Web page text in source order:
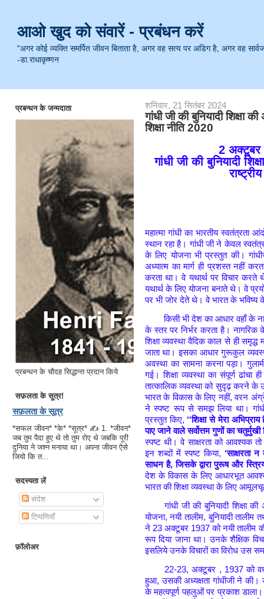
आओ खुद को संवारें - प्रबंधन करें
"अगर कोई व्यक्ति समर्पित जीवन बिताता है, अगर वह सत्य पर अडिग है, अगर वह
-डा.राधाकृष्णन
प्रबन्धन के जन्मदाता
प्रबन्धन के चौदह सिद्धान्त प्रदान किये
सफ़लता के सूत्र!
सफ़लता के सूत्र
*सफल जीवन* *के* *सूत्र* ✍ 1. *जीवन*
जब तुम पैदा हुए थे तो तुम रोए थे जबकि पूरी
दुनिया ने जश्न मनाया था। अपना जीवन ऐसे
जियो कि त...
सदस्यता लें
संदेश
टिप्पणियाँ
फ़ॉलोअर
शनिवार, 21 सितंबर 2024
गांधी जी की बुनियादी शिक्षा
शिक्षा नीति 2020
2 अक्टूबर
गांधी जी की बुनियादी
महात्मा गांधी का भारतीय स्वतंत्रता
स्थान रहा है। गांधी जी ने केवल
के लिए योजना भी प्रस्तुत की।
अध्यात्म का मार्ग ही प्रशस्त नहीं
करता था। वे यथार्थ पर विचार करते
यथार्थ के लिए योजना बनाते थे। वे
पर भी जोर देते थे। वे भारत के
किसी भी देश का आधार वहाँ के
के स्तर पर निर्भर करता है। नागरिक
शिक्षा व्यवस्था वैदिक काल से ही
जाता था। इसका आधार गुरूकुल
अवस्था का सामना करना पड़ा।
गई। शिक्षा व्यवस्था का संपूर्ण ढांचा
तात्कालिक व्यवस्था को सुदृढ़ करने के
भारत के विकास के लिए नहीं, वरन
ने स्पष्ट रूप से समझ लिया था।
प्रस्तुत किए, ‘‘शिक्षा से मेरा
पाए जाने वाले सर्वोत्तम गुणों का चतुर्मुखी
स्पष्ट थी। वे साक्षरता को आवश्यक तो
इन शब्दों में स्पष्ट किया, ‘साक्षरता
साधन है, जिसके द्वारा पुरूष और
देश के विकास के लिए आधारभूत
भारत की शिक्षा व्यवस्था के लिए
गांधी जी की बुनियादी शिक्षा
योजना, नयी तालीम, बुनियादी तालीम
ने 23 अक्टूबर 1937 को नयी तालीम की
रूप दिया जाना था। उनके शैक्षिक
इसलिये उनके विचारों का विरोध उस
22-23, अक्टूबर , 1937 को
हुआ, उसकी अध्यक्षता गांधीजी ने की।
के महत्वपूर्ण पहलुओं पर प्रकाश